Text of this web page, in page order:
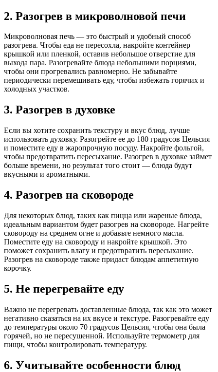
2. Разогрев в микроволновой печи
Микроволновая печь — это быстрый и удобный способ
разогрева. Чтобы еда не пересохла, накройте контейнер
крышкой или пленкой, оставив небольшое отверстие для
выхода пара. Разогревайте блюда небольшими порциями,
чтобы они прогревались равномерно. Не забывайте
периодически перемешивать еду, чтобы избежать горячих и
холодных участков.
3. Разогрев в духовке
Если вы хотите сохранить текстуру и вкус блюд, лучше
использовать духовку. Разогрейте ее до 180 градусов Цельсия
и поместите еду в жаропрочную посуду. Накройте фольгой,
чтобы предотвратить пересыхание. Разогрев в духовке займет
больше времени, но результат того стоит — блюда будут
вкусными и ароматными.
4. Разогрев на сковороде
Для некоторых блюд, таких как пицца или жареные блюда,
идеальным вариантом будет разогрев на сковороде. Нагрейте
сковороду на среднем огне и добавьте немного масла.
Поместите еду на сковороду и накройте крышкой. Это
поможет сохранить влагу и предотвратить пересыхание.
Разогрев на сковороде также придаст блюдам аппетитную
корочку.
5. Не перегревайте еду
Важно не перегревать доставленные блюда, так как это может
негативно сказаться на их вкусе и текстуре. Разогревайте еду
до температуры около 70 градусов Цельсия, чтобы она была
горячей, но не пересушенной. Используйте термометр для
пищи, чтобы контролировать температуру.
6. Учитывайте особенности блюд